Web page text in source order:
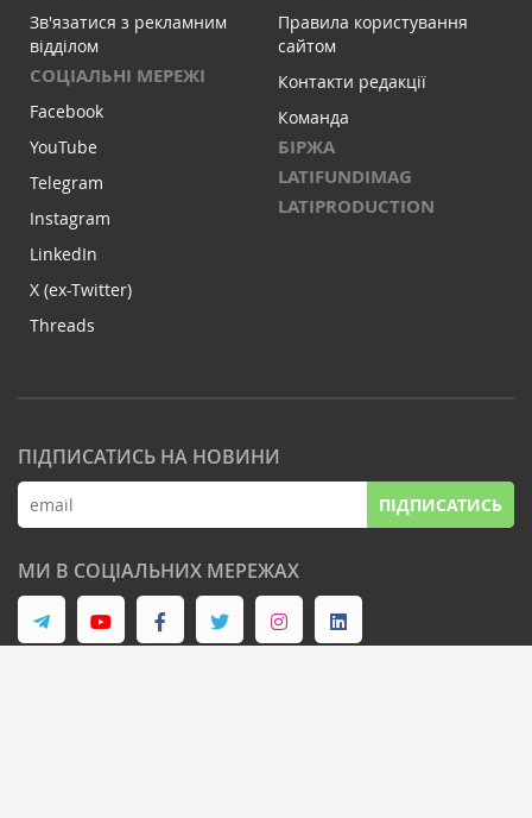
Зв'язатися з рекламним
відділом
СОЦІАЛЬНІ МЕРЕЖІ
Facebook
YouTube
Telegram
Instagram
LinkedIn
X (ex-Twitter)
Threads
Правила користування
сайтом
Контакти редакції
Команда
БІРЖА
LATIFUNDIMAG
LATIPRODUCTION
ПІДПИСАТИСЬ НА НОВИНИ
ПІДПИСАТИСЬ
МИ В СОЦІАЛЬНИХ МЕРЕЖАХ